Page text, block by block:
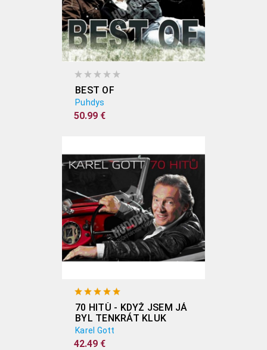
BEST OF
Puhdys
50.99 €
70 HITŮ - KDYŽ JSEM JÁ
BYL TENKRÁT KLUK
(3CD)
Karel Gott
42.49 €